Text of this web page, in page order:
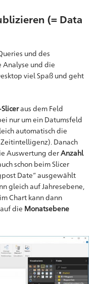
(= Data
und des
und die
viel Spaß und geht
aus dem Feld
nur um ein Datumsfeld
automatisch die
Danach
Auswertung derAnzahl
schon beim Slicer
Date“ ausgewählt
gleich auf Jahresebene,
im Chart kann dann
die Monatsebene